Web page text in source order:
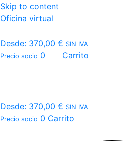
Skip to content
Oficina virtual
Desde: 370,00 € SIN IVA
Precio socio 0 Carrito
Desde: 370,00 € SIN IVA
Precio socio 0 Carrito